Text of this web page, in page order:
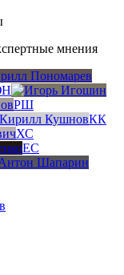
мнения
РШ
КК
ХС
ЕС